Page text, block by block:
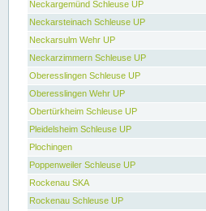
Neckargemünd Schleuse UP
Neckarsteinach Schleuse UP
Neckarsulm Wehr UP
Neckarzimmern Schleuse UP
Oberesslingen Schleuse UP
Oberesslingen Wehr UP
Obertürkheim Schleuse UP
Pleidelsheim Schleuse UP
Plochingen
Poppenweiler Schleuse UP
Rockenau SKA
Rockenau Schleuse UP